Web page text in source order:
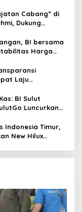
Cabang” di
Dukung
BI bersama
Harga
Laju
BI Sulut
Luncurkan
Indonesia Timur,
New Hilux